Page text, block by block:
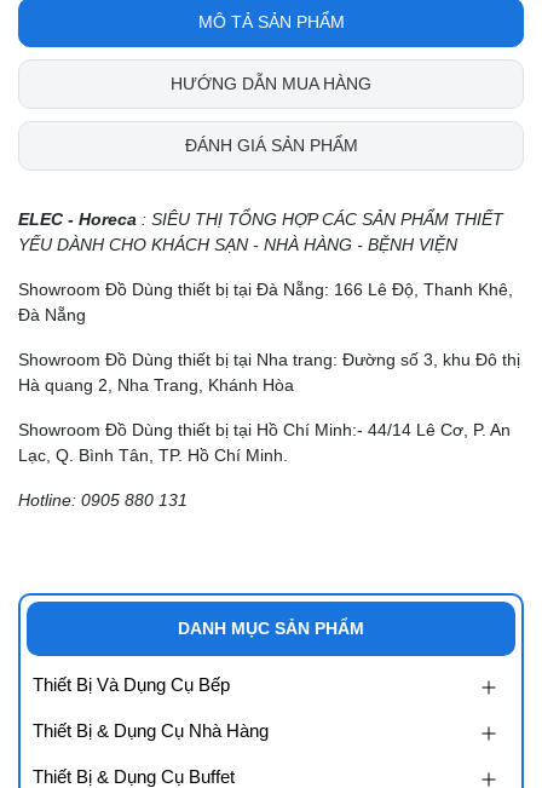
MÔ TẢ SẢN PHẨM
HƯỚNG DẪN MUA HÀNG
ĐÁNH GIÁ SẢN PHẨM
ELEC - Horeca : SIÊU THỊ TỔNG HỢP CÁC SẢN PHẨM THIẾT
YẾU DÀNH CHO KHÁCH SẠN - NHÀ HÀNG - BỆNH VIỆN
Showroom Đồ Dùng thiết bị tại Đà Nẵng: 166 Lê Độ, Thanh Khê,
Đà Nẵng
Showroom Đồ Dùng thiết bị tại Nha trang: Đường số 3, khu Đô thị
Hà quang 2, Nha Trang, Khánh Hòa
Showroom Đồ Dùng thiết bị tại Hồ Chí Minh:- 44/14 Lê Cơ, P. An
Lạc, Q. Bình Tân, TP. Hồ Chí Minh.
Hotline: 0905 880 131
DANH MỤC SẢN PHẨM
Thiết Bị Và Dụng Cụ Bếp
Thiết Bị & Dụng Cụ Nhà Hàng
Thiết Bị & Dụng Cụ Buffet